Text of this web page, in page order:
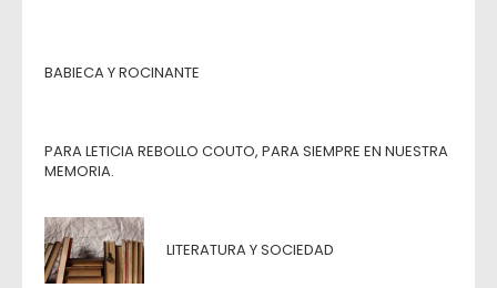
BABIECA Y ROCINANTE
PARA LETICIA REBOLLO COUTO, PARA SIEMPRE EN NUESTRA
MEMORIA.
LITERATURA Y SOCIEDAD